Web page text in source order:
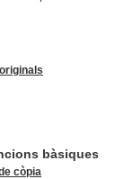
bàsiques
còpia